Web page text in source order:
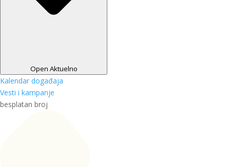
Open Aktuelno
Kalendar događaja
Vesti i kampanje
besplatan broj